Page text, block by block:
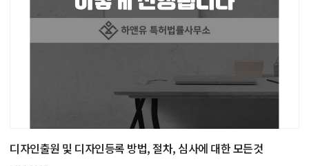
디자인출원 및 디자인등록 방법, 절차, 심사에 대한 모든것